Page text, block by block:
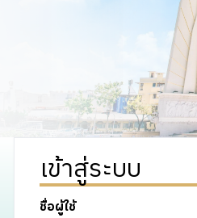
เข้าสู่ระบบ
ชื่อผู้ใช้